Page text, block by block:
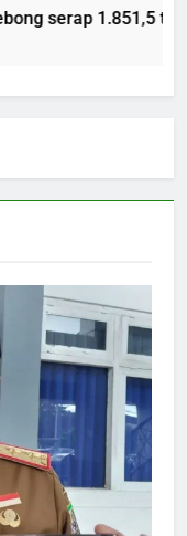
serap 1.851,5 ton